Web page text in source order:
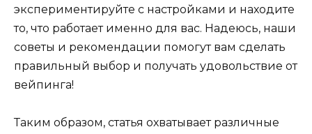
экспериментируйте с настройками и находите
то, что работает именно для вас. Надеюсь, наши
советы и рекомендации помогут вам сделать
правильный выбор и получать удовольствие от
вейпинга!
Таким образом, статья охватывает различные